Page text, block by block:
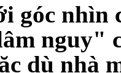
góc nhìn
nguy"
dù nhà